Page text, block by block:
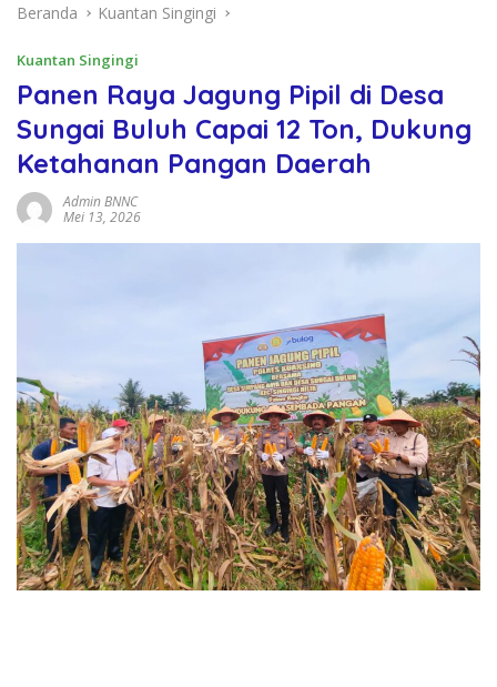
Beranda Kuantan Singingi
Kuantan Singingi
Panen Raya Jagung Pipil di Desa
Sungai Buluh Capai 12 Ton, Dukung
Ketahanan Pangan Daerah
Admin BNNC
Mei 13, 2026